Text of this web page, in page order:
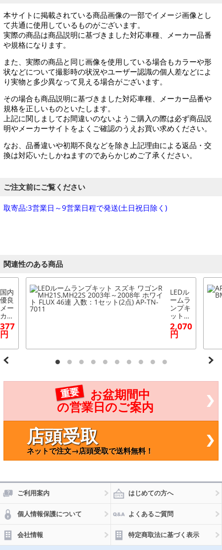
本サイトに掲載されている商品画像の一部でイメージ画像とし
て共通に使用しているものがございます。
実際の商品は商品説明に基づきました対応車種、メーカー品番
や規格になります。
また、実際の商品と同じ画像を使用している場合もカラーや形
状などについて撮影時の状況やユーザー認識の個人差などによ
り実物と多少異なって見える場合がございます。
その場合も商品説明に基づきました対応車種、メーカー品番や
規格を正しいものといたします。
上記に関しましてお間違いのないようご購入の際は必ず商品説
明やメーカーサイトをよくご確認のうえお買い求めください。
なお、品番違いや初期不良などを除き上記理由による返品・交
換は対応いたしかねますのであらかじめご了承ください。
ご注文前にご覧ください
取寄品:3営業日～9営業日程で発送(土日祝日除く)
関連性のある商品
国内
優良
メー
カー
各社
カム
シー
ル
トヨ
タ/T
TA
CR4
11月
12月
200
0cc
377
円
LEDル
ームラ
ンプキ
ット
スズキ
ワゴン
R MH2
1S,MH
年 ホ
セット
2,070
円
重要
お盆期間中
の営業日のご案内
店頭受取
ネットで注文→店頭受取で送料無料！
ご利用案内 はじめての方へ
個人情報保護について よくあるご質問
会社情報 特定商取法に基づく表示